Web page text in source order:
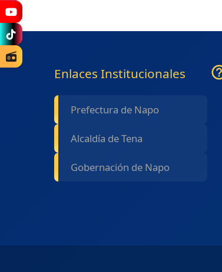
Enlaces Institucionales
Prefectura de Napo
Alcaldía de Tena
Gobernación de Napo